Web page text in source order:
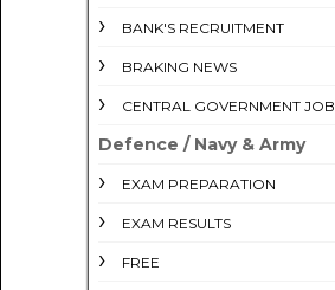
BANK'S RECRUITMENT
BRAKING NEWS
CENTRAL GOVERNMENT JOB
Defence / Navy & Army
EXAM PREPARATION
EXAM RESULTS
FREE